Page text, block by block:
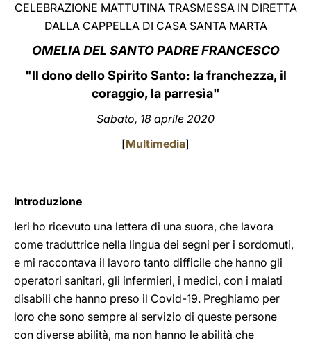
中文
LATINE
CELEBRAZIONE MATTUTINA TRASMESSA IN DIRETTA
DALLA CAPPELLA DI CASA SANTA MARTA
OMELIA DEL SANTO PADRE FRANCESCO
"Il dono dello Spirito Santo: la franchezza, il
coraggio, la parresìa"
Sabato, 18 aprile 2020
[Multimedia]
Introduzione
Ieri ho ricevuto una lettera di una suora, che lavora
come traduttrice nella lingua dei segni per i sordomuti,
e mi raccontava il lavoro tanto difficile che hanno gli
operatori sanitari, gli infermieri, i medici, con i malati
disabili che hanno preso il Covid-19. Preghiamo per
loro che sono sempre al servizio di queste persone
con diverse abilità, ma non hanno le abilità che